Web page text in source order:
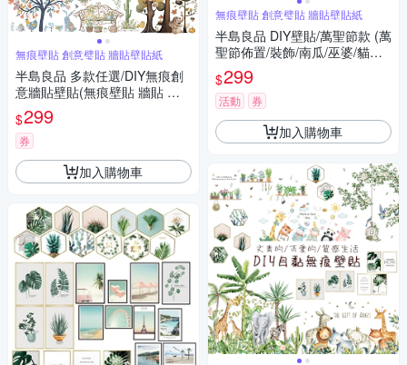
無痕壁貼 創意璧貼 牆貼壁貼紙
半島良品 多款任選/DIY無痕創
意牆貼壁貼(無痕壁貼 牆貼 壁
貼紙 創意璧貼)
$299
券
加入購物車
無痕壁貼 創意璧貼 牆貼壁貼紙
半島良品 DIY壁貼/萬聖節款 (萬
聖節佈置/裝飾/南瓜/巫婆/貓咪/
城堡)
$299
活動 券
加入購物車